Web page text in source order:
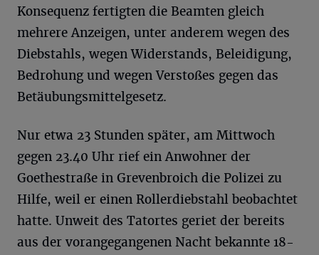
Konsequenz fertigten die Beamten gleich
mehrere Anzeigen, unter anderem wegen des
Diebstahls, wegen Widerstands, Beleidigung,
Bedrohung und wegen Verstoßes gegen das
Betäubungsmittelgesetz.
Nur etwa 23 Stunden später, am Mittwoch
gegen 23.40 Uhr rief ein Anwohner der
Goethestraße in Grevenbroich die Polizei zu
Hilfe, weil er einen Rollerdiebstahl beobachtet
hatte. Unweit des Tatortes geriet der bereits
aus der vorangegangenen Nacht bekannte 18-